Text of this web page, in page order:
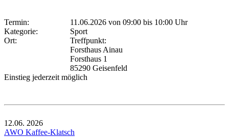
Termin: 11.06.2026 von 09:00 bis 10:00 Uhr
Kategorie:
Sport
Ort:
Treffpunkt:
Forsthaus Ainau
Forsthaus 1
85290 Geisenfeld
Einstieg jederzeit möglich
12.06. 2026
AWO Kaffee-Klatsch